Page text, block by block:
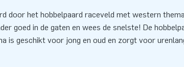
door het hobbelpaard raceveld met western
goed in de gaten en wees de snelste! De
is geschikt voor jong en oud en zorgt voor